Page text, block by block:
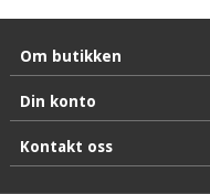
Om butikken
Din konto
Kontakt oss